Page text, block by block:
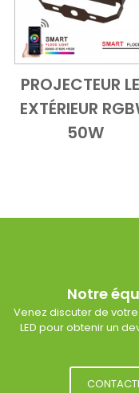
Add to Cart
Vue
PROJECTEUR
EXTÉRIEUR
50W
Notre
Venez discuter de
LED pour obtenir un